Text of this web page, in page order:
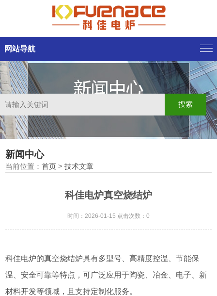
网站导航
新闻中心
当前位置：首页 >技术文章
科佳电炉真空烧结炉
时间：2026-01-15 点击次数：0
科佳电炉的真空烧结炉具有多型号、高精度控温、节能保
温、安全可靠等特点，可广泛应用于陶瓷、冶金、电子、新
材料开发等领域，且支持定制化服务。